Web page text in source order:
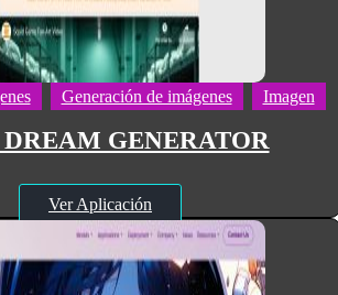
Generación de imágenes Imagen
DREAM GENERATOR
Ver Aplicación